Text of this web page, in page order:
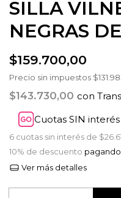
SILLA
NEGRAS
$159.700,00
Precio sin impuestos
$143.730,00 con
Cuotas SIN
6 cuotas sin interés de
10% de descuento
Ver más detalles